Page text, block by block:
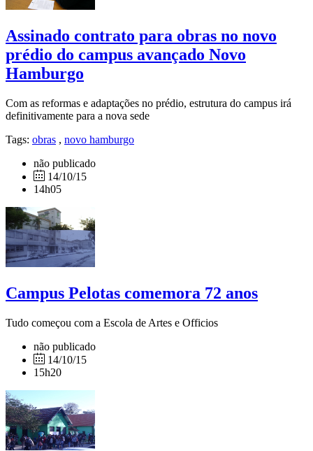
Assinado contrato para obras no novo
prédio do campus avançado Novo
Hamburgo
Com as reformas e adaptações no prédio, estrutura do campus irá
definitivamente para a nova sede
Tags: obras , novo hamburgo
não publicado
14/10/15
14h05
Campus Pelotas comemora 72 anos
Tudo começou com a Escola de Artes e Officios
não publicado
14/10/15
15h20